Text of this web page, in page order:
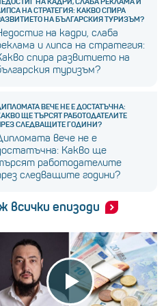
НА СТРАТЕГИЯ: КАКВО СПИРА
НА БЪЛГАРСКИЯ ТУРИЗЪМ?
на кадри, слаба
и липса на стратегия:
спира развитието на
туризъм?
ВЕЧЕ НЕ Е ДОСТАТЪЧНА:
ЩЕ ТЪРСЯТ РАБОТОДАТЕЛИТЕ
СЛЕДВАЩИТЕ ГОДИНИ?
вече не е
Какво ще
работодателите
следващите години?
всички епизоди